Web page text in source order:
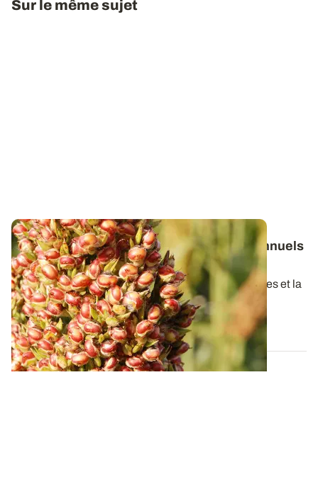
Sur le même sujet
Sorgho grain : les résultats 2023 et pluriannuels
des essais variétés
La précocité, la régularité de rendement entre années et la
tenue de tige sont des...
01 FÉVR. 2024